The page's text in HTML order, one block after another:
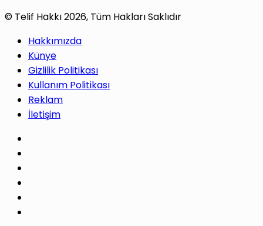
© Telif Hakkı 2026, Tüm Hakları Saklıdır
Hakkımızda
Künye
Gizlilik Politikası
Kullanım Politikası
Reklam
İletişim